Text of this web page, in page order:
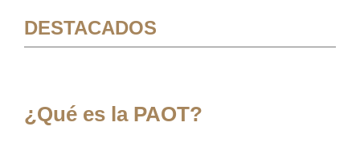
DESTACADOS
¿Qué es la PAOT?